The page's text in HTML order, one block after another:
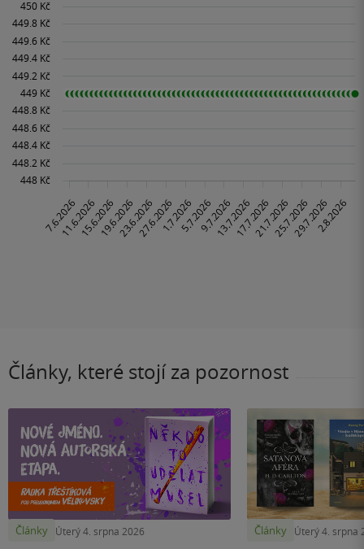
Články, které stojí za pozornost
Články Úterý 4. srpna 2026 Články Úterý 4. srpna